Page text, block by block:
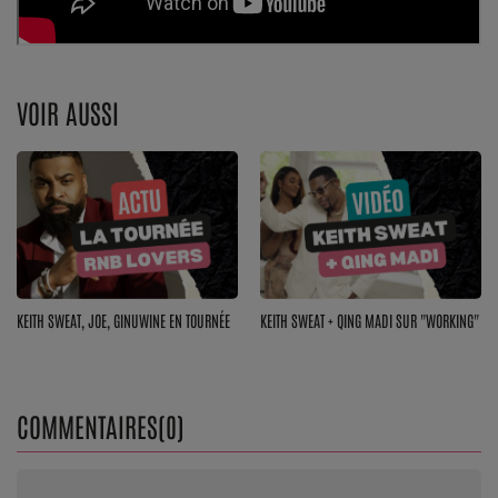
Dossier de Presse
Contact
Se connecter
VOIR AUSSI
KEITH SWEAT, JOE, GINUWINE EN TOURNÉE KEITH SWEAT + QING MADI SUR "WORKING"
COMMENTAIRES(0)